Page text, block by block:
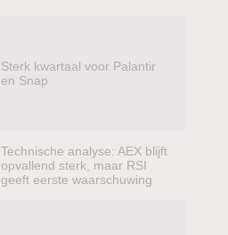
Sterk kwartaal voor Palantir
en Snap
Technische analyse: AEX blijft
opvallend sterk, maar RSI
geeft eerste waarschuwing